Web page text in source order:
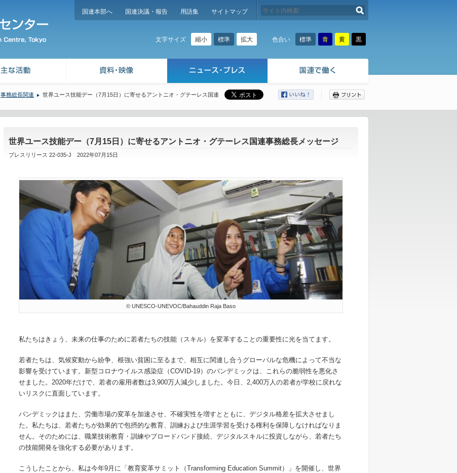
国連本部へ 国連決議・報告 用語集 サイトマップ
文字サイズ 縮小 標準 拡大 色合い 標準 青 黄 黒
事務総長関連
世界ユース技能デー（7月15日）に寄せるアントニオ・グテーレス国連
世界ユース技能デー（7月15日）に寄せるアントニオ・グテーレス国連事務総長メッセージ
プレスリリース 22-035-J 2022年07月15日
© UNESCO-UNEVOC/Bahauddin Raja Baso
私たちはきょう、未来の仕事のために若者たちの技能（スキル）を変革することの重要性に光を当てます。
若者たちは、気候変動から紛争、根強い貧困に至るまで、相互に関連し合うグローバルな危機によって不当な
影響を受けています。新型コロナウイルス感染症（COVID-19）のパンデミックは、これらの脆弱性を悪化さ
せました。2020年だけで、若者の雇用者数は3,900万人減少しました。今日、2,400万人の若者が学校に戻れな
いリスクに直面しています。
パンデミックはまた、労働市場の変革を加速させ、不確実性を増すとともに、デジタル格差を拡大させまし
た。私たちは、若者たちが効果的で包摂的な教育、訓練および生涯学習を受ける権利を保障しなければなりま
せん。そのためには、職業技術教育・訓練やブロードバンド接続、デジタルスキルに投資しながら、若者たち
の技能開発を強化する必要があります。
こうしたことから、私は今年9月に「教育変革サミット（Transforming Education Summit）」を開催し、世界